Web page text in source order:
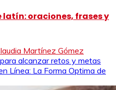
oraciones, frases y
Martínez Gómez
alcanzar retos y metas
Línea: La Forma Optima de